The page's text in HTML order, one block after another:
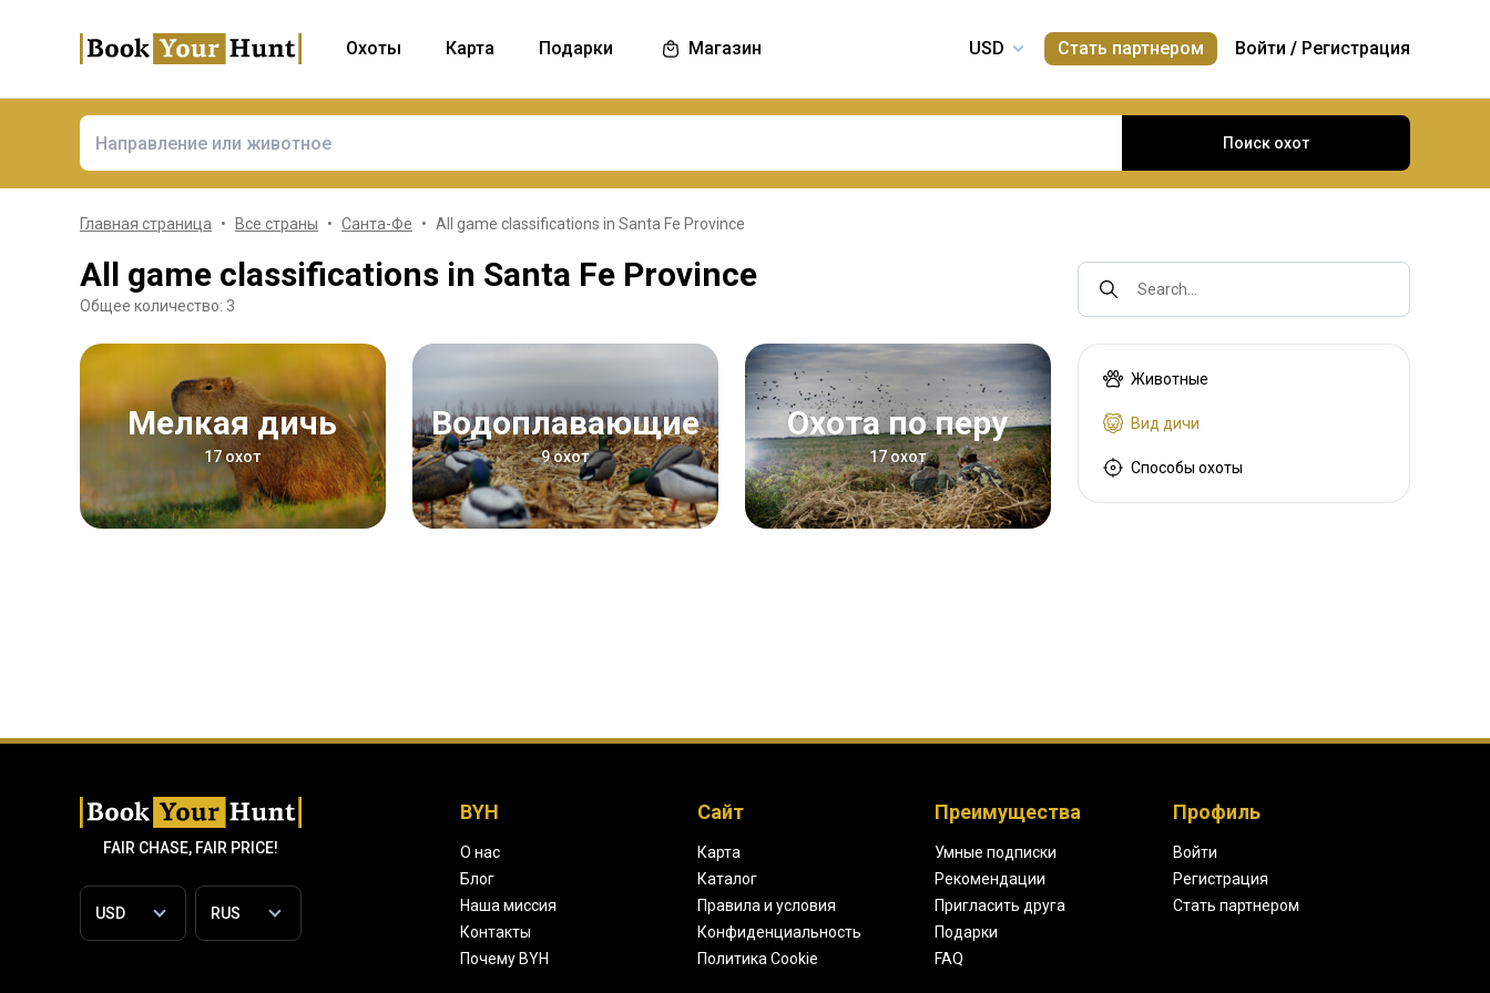
Охоты Карта Подарки Магазин Стать партнером Войти / Регистрация
Поиск охот
Главная страница Все страны Санта-Фе All game classifications in Santa Fe Province
All game classifications in Santa Fe Province
Общее количество: 3
Search...
Мелкая дичь
17 охот
Водоплавающие
9 охот
Охота по перу
17 охот
Животные
Вид дичи
Способы охоты
FAIR CHASE, FAIR PRICE!
BYH
О нас
Блог
Наша миссия
Контакты
Почему BYH
Сайт
Карта
Каталог
Правила и условия
Конфиденциальность
Политика Cookie
Преимущества
Умные подписки
Рекомендации
Пригласить друга
Подарки
FAQ
Профиль
Войти
Регистрация
Стать партнером